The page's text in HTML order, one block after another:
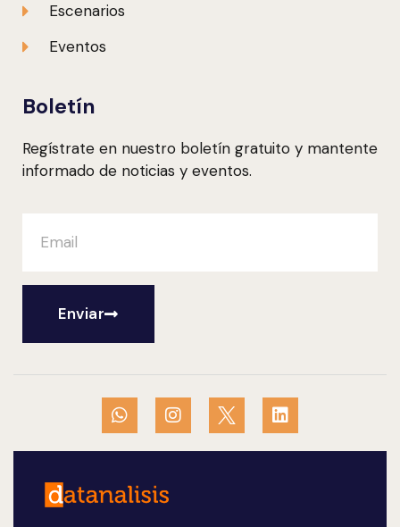
Escenarios
Eventos
Boletín
Regístrate en nuestro boletín gratuito y mantente
informado de noticias y eventos.
Enviar